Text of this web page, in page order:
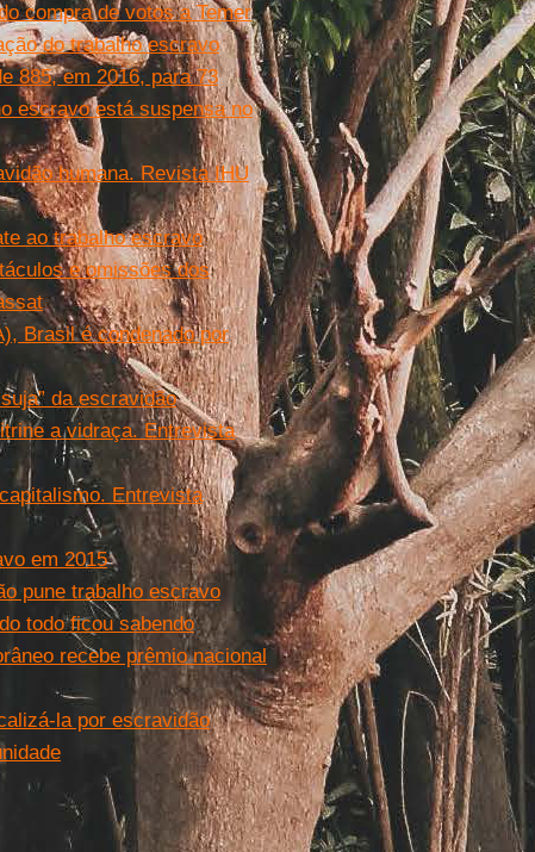
compra de votos a Temer
do trabalho escravo
885, em 2016, para 73
escravo está suspensa no
humana. Revista IHU
ao trabalho escravo
e omissões dos
Brasil é condenado por
da escravidão
a vidraça. Entrevista
Entrevista
em 2015
pune trabalho escravo
todo ficou sabendo
recebe prêmio nacional
la por escravidão